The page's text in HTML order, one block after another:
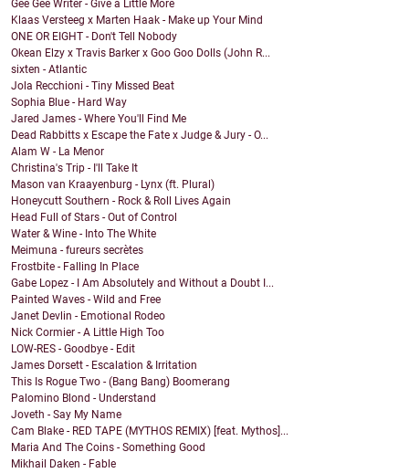
Gee Gee Writer - Give a Little More
Klaas Versteeg x Marten Haak - Make up Your Mind
ONE OR EIGHT - Don't Tell Nobody
Okean Elzy x Travis Barker x Goo Goo Dolls (John R...
sixten - Atlantic
Jola Recchioni - Tiny Missed Beat
Sophia Blue - Hard Way
Jared James - Where You'll Find Me
Dead Rabbitts x Escape the Fate x Judge & Jury - O...
Alam W - La Menor
Christina's Trip - I'll Take It
Mason van Kraayenburg - Lynx (ft. Plural)
Honeycutt Southern - Rock & Roll Lives Again
Head Full of Stars - Out of Control
Water & Wine - Into The White
Meimuna - fureurs secrètes
Frostbite - Falling In Place
Gabe Lopez - I Am Absolutely and Without a Doubt I...
Painted Waves - Wild and Free
Janet Devlin - Emotional Rodeo
Nick Cormier - A Little High Too
LOW-RES - Goodbye - Edit
James Dorsett - Escalation & Irritation
This Is Rogue Two - (Bang Bang) Boomerang
Palomino Blond - Understand
Joveth - Say My Name
Cam Blake - RED TAPE (MYTHOS REMIX) [feat. Mythos]...
Maria And The Coins - Something Good
Mikhail Daken - Fable